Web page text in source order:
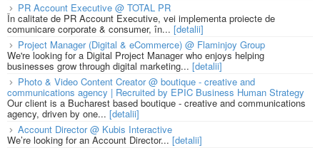
PR Account Executive @ TOTAL PR
În calitate de PR Account Executive, vei implementa proiecte de
comunicare corporate & consumer, în... [detalii]
Project Manager (Digital & eCommerce) @ Flaminjoy Group
We're looking for a Digital Project Manager who enjoys helping
businesses grow through digital marketing... [detalii]
Photo & Video Content Creator @ boutique - creative and
communications agency | Recruited by EPIC Business Human Strategy
Our client is a Bucharest based boutique - creative and communications
agency, driven by one... [detalii]
Account Director @ Kubis Interactive
We’re looking for an Account Director... [detalii]